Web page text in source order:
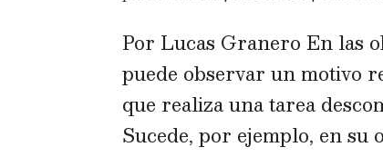
Por Lucas Granero En las
puede observar un motivo
que realiza una tarea
Sucede, por ejemplo, en su